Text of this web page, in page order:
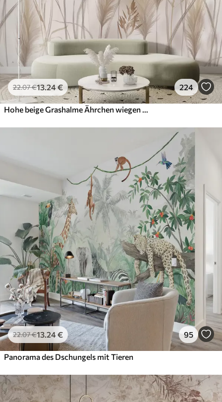
22.07€13 .24€ 224
22.07€13 .24€ 95
Panorama des Dschungels mit Tieren